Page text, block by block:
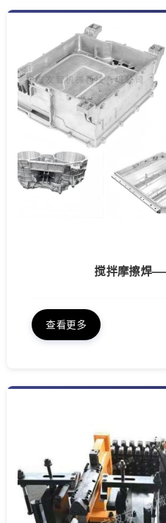
★具有故障报警和自诊断功能，
★开发有夹具专用画面，可自带
搅拌摩擦焊
查看更多